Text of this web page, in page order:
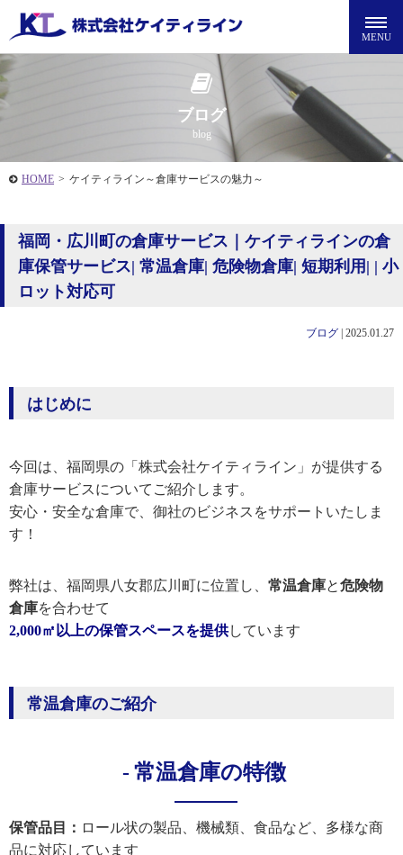
ブログ
blog
HOME > ケイティライン～倉庫サービスの魅力～
福岡・広川町の倉庫サービス｜ケイティラインの倉
庫保管サービス| 常温倉庫| 危険物倉庫| 短期利用| | 小
ロット対応可
ブログ 2025.01.27
はじめに
今回は、福岡県の「株式会社ケイティライン」が提供する
倉庫サービスについてご紹介します。
安心・安全な倉庫で、御社のビジネスをサポートいたしま
す！
弊社は、福岡県八女郡広川町に位置し、 常温倉庫と危険物
倉庫を合わせて
2,000㎡以上の保管スペースを提供しています
常温倉庫のご紹介
常温倉庫の特徴
保管品目： ロール状の製品、機械類、食品など、多様な商
品に対応しています